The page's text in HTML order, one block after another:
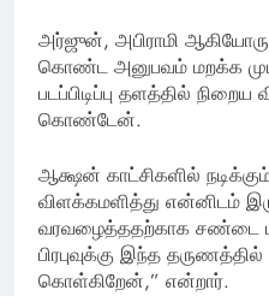
அர்ஜுன், அபிராமி
கொண்ட அனுபவம் மறக்க
படப்பிடிப்பு தளத்தில்
கொண்டேன்.
ஆக்ஷன் காட்சிகளில்
விளக்கமளித்து என்னிடம்
வரவழைத்ததற்காக சண்டை
பிரபுவுக்கு இந்த
கொள்கிறேன்,” என்றார்.